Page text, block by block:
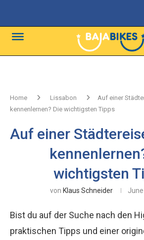
Home Lissabon
Auf einer
kennenlernen? Die wichtigsten Tipps
Auf einer
wichtigsten
von Klaus Schneider
Bist du auf der Suche nach den
praktischen Tipps und einer